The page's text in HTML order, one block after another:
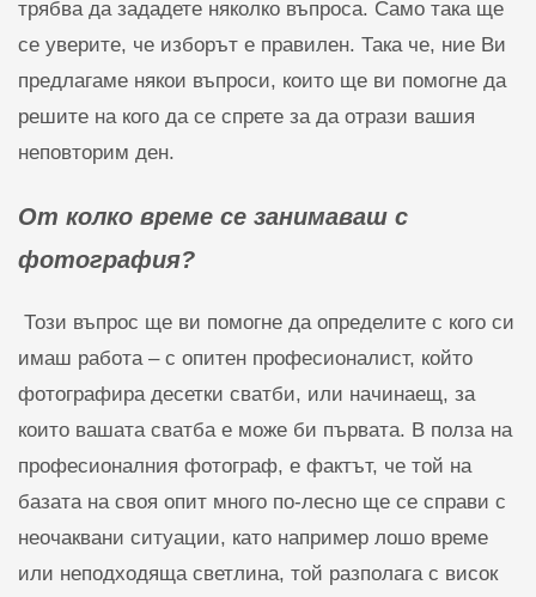
трябва да зададете няколко въпроса. Само така ще
се уверите, че изборът е правилен. Така че, ние Ви
предлагаме някои въпроси, които ще ви помогне да
решите на кого да се спрете за да отрази вашия
неповторим ден.
От колко време се занимаваш с
фотография?
Този въпрос ще ви помогне да определите с кого си
имаш работа – с опитен професионалист, който
фотографира десетки сватби, или начинаещ, за
които вашата сватба е може би първата. В полза на
професионалния фотограф, е фактът, че той на
базата на своя опит много по-лесно ще се справи с
неочаквани ситуации, като например лошо време
или неподходяща светлина, той разполага с висок